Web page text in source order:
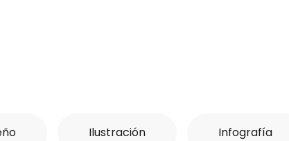
Ilustración Infografía